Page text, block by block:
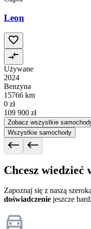
Leon
Używane
2024
Benzyna
15766 km
0 zł
109 900 zł
Zobacz wszystkie
Wszystkie samochody
Chcesz wiedzieć
Zapoznaj się z naszą
doświadczenie jeszcze